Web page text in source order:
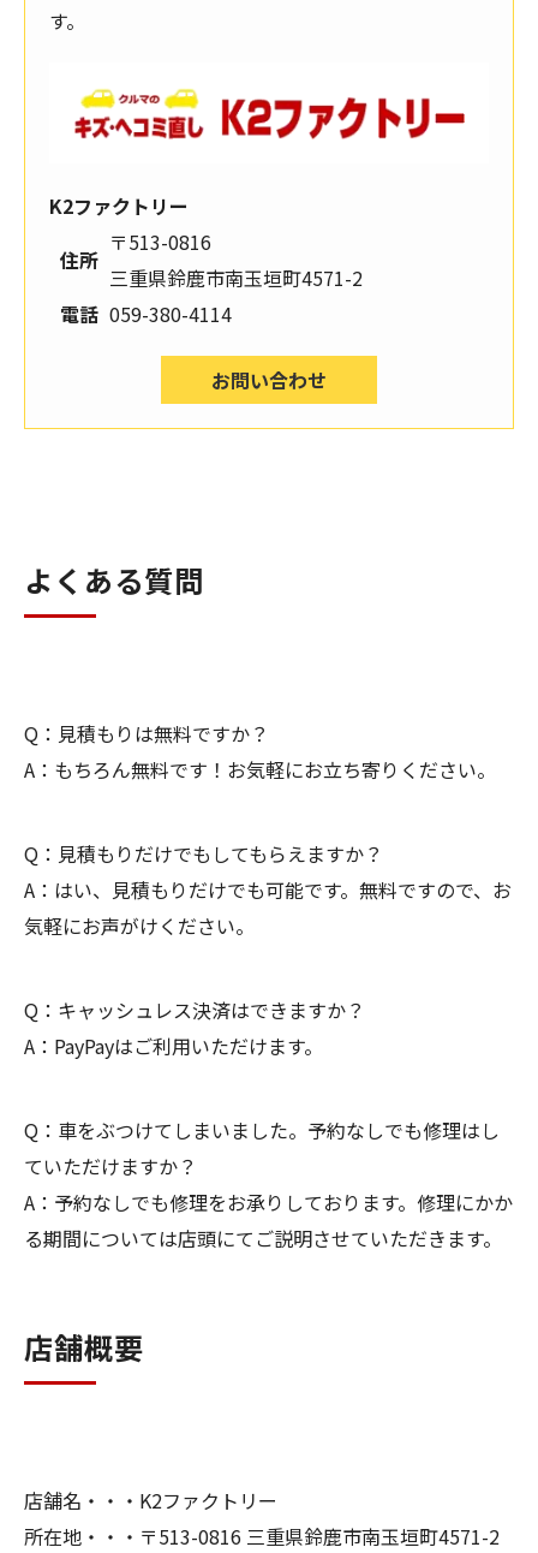
す。
K2ファクトリー
住所
〒513-0816
三重県鈴鹿市南玉垣町4571-2
電話 059-380-4114
お問い合わせ
よくある質問
Q：見積もりは無料ですか？
A：もちろん無料です！お気軽にお立ち寄りください。
Q：見積もりだけでもしてもらえますか？
A：はい、見積もりだけでも可能です。無料ですので、お
気軽にお声がけください。
Q：キャッシュレス決済はできますか？
A：PayPayはご利用いただけます。
Q：車をぶつけてしまいました。予約なしでも修理はし
ていただけますか？
A：予約なしでも修理をお承りしております。修理にかか
る期間については店頭にてご説明させていただきます。
店舗概要
店舗名・・・K2ファクトリー
所在地・・・〒513-0816 三重県鈴鹿市南玉垣町4571-2